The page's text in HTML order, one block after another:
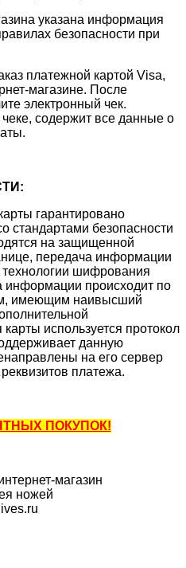
указана информация
безопасности при
платежной картой Visa,
магазине. После
электронный чек.
содержит все данные о
гарантировано
стандартами безопасности
на защищенной
передача информации
шифрования
происходит по
имеющим наивысший
используется протокол
данную
на его сервер
платежа.
ПОКУПОК!
магазин
ножей